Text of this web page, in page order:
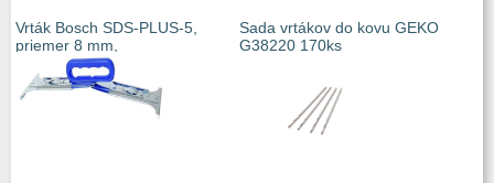
Vrták Bosch SDS-PLUS-5,
priemer 8 mm,
Sada vrtákov do kovu GEKO
G38220 170ks